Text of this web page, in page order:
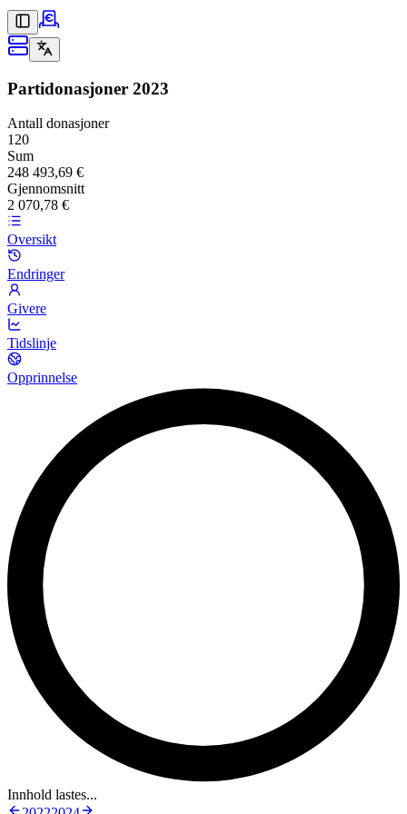
Partidonasjoner 2023
Antall donasjoner
120
Sum
248 493,69 €
Gjennomsnitt
2 070,78 €
Oversikt
Endringer
Givere
Tidslinje
Opprinnelse
Innhold lastes...